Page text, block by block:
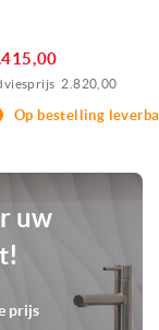
2.820,00
Op bestelling
uw
prijs